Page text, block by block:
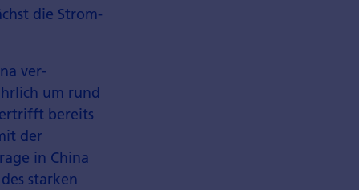
die Strom­
ver­
um rund
bereits
der
in China
starken